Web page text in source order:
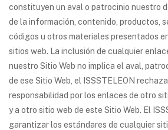
constituyen un aval o patrocinio nuestro
de la información, contenido, productos,
códigos u otros materiales presentados
sitios web. La inclusión de cualquier
nuestro Sitio Web no implica el aval,
de ese Sitio Web, el ISSSTELEON
responsabilidad por los enlaces de otro
y a otro sitio web de este Sitio Web. El
garantizar los estándares de cualquier